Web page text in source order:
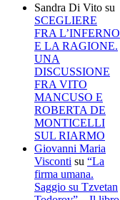
Sandra Di Vito su
SCEGLIERE
FRA L’INFERNO
E LA RAGIONE.
UNA
DISCUSSIONE
FRA VITO
MANCUSO E
ROBERTA DE
MONTICELLI
SUL RIARMO
Giovanni Maria
Visconti su “La
firma umana.
Saggio su Tzvetan